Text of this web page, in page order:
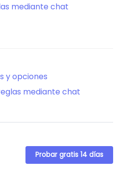
mediante chat
y opciones
mediante chat
Probar gratis 14 días